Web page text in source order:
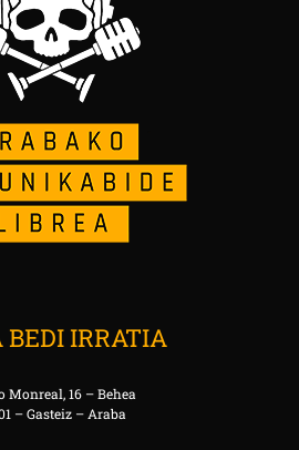
IRRATIA
Monreal, 16 – Behea
– Gasteiz – Araba